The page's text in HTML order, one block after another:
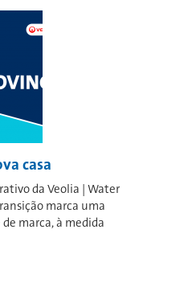
casa
da Veolia | Water
marca uma
marca, à medida